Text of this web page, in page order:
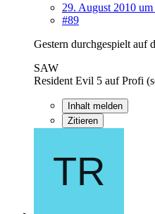
29. August 2010 um
#89
Gestern durchgespielt auf
SAW
Resident Evil 5 auf Profi
Inhalt melden
Zitieren